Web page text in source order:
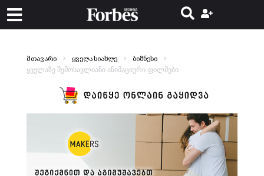
მთავარი ყველა სიახლე ბიზნესი
ყველაზე შემოსავლიანი ანიმაციური ფილმები